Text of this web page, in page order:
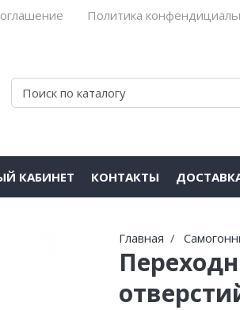
Политика
КАБИНЕТ КОНТАКТЫ
Главная